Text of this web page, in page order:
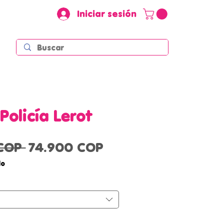
Iniciar sesión
Lerot
Precio
74.900 COPPrecio